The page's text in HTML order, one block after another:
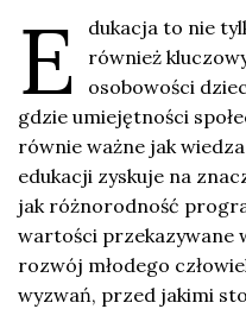
E
dukacja to nie
również
osobowości
gdzie umiejętności
równie ważne jak
edukacji zyskuje na
jak różnorodność
wartości przekazywane
rozwój młodego
wyzwań, przed jakimi